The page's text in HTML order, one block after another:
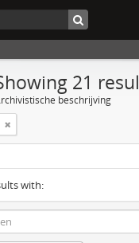
21
beschrijving
with: